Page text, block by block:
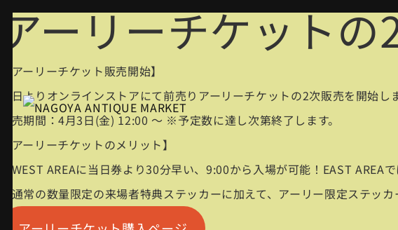
アーリーチケット
【アーリーチケット販売開始】
本日よりオンラインストアにて前売りアーリーチケットの2次販売を開始し
販売期間：4月3日(金) 12:00 〜 ※予定数に達し次第終了します。
【アーリーチケットのメリット】
・WEST AREAに当日券より30分早い、9:00から入場が可能！EAST AREA
・通常の数量限定の来場者特典ステッカーに加えて、アーリー限定ステッ